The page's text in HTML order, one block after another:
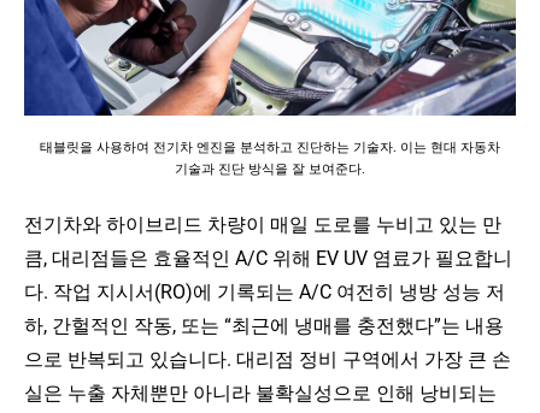
태블릿을 사용하여 전기차 엔진을 분석하고 진단하는 기술자. 이는 현대 자동차
기술과 진단 방식을 잘 보여준다.
전기차와 하이브리드 차량이 매일 도로를 누비고 있는 만
큼, 대리점들은 효율적인 A/C 위해 EV UV 염료가 필요합니
다. 작업 지시서(RO)에 기록되는 A/C 여전히 냉방 성능 저
하, 간헐적인 작동, 또는 “최근에 냉매를 충전했다”는 내용
으로 반복되고 있습니다. 대리점 정비 구역에서 가장 큰 손
실은 누출 자체뿐만 아니라 불확실성으로 인해 낭비되는